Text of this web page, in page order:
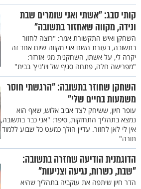
קותי סבג: "אשתי ואני שומרים שבת
ונידה, מקווה שאחזור בתשובה"
השחקן ואיש התקשורת אמר: "רוצה לחזור
בתשובה, בעזרת השם אני מקווה שיום אחד זה
יקרה לי, על אשתו, השחקנית מגי אזרזר:
"מפרישה חלה, פתחה סניף של ויז'ניץ' בבית"
השחקן שחוזר בתשובה: "הרגשתי חוסר
משמעות בחיים שלי"
עופר חיון, ששיחק לצד אביב אלוש, שאף הוא
נמצא בתהליך התחזקות, סיפר: "אני כבר בתשובה,
אין לי לאן לחזור. עדיין הולך כמעט כל שבוע ללמוד
תורה"
הדוגמנית הודיעה שחזרה בתשובה:
"שבת, כשרות, נגיעה וצניעות"
הדר חיון שיתפה את עוקביה בתהליך שהיא